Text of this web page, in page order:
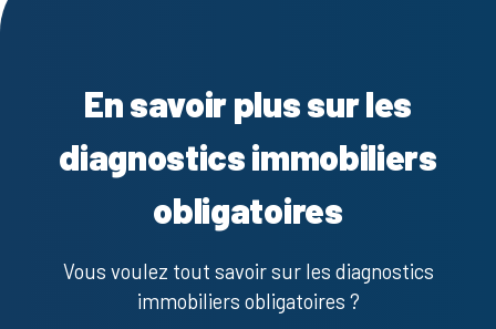
En savoir plus sur les
diagnostics immobiliers
obligatoires
Vous voulez tout savoir sur les diagnostics
immobiliers obligatoires ?